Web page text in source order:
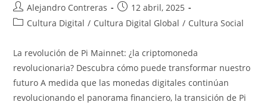
Autor
de
Alejandro Contreras
Entrada
publicada:
12 abril, 2025
Categoría
entrada:
Cultura Digital / Cultura Digital Global / Cultura Social
La revolución de Pi Mainnet: ¿la criptomoneda
revolucionaria? Descubra cómo puede transformar nuestro
futuro A medida que las monedas digitales continúan
revolucionando el panorama financiero, la transición de Pi